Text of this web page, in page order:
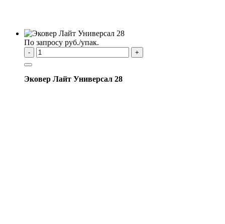
По запросу руб./упак.
- +
Эковер Лайт Универсал 28